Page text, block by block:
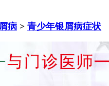
病 > 青少年银屑病症状